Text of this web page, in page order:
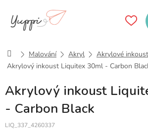
obsah
DomůMalování Akryl
Akrylové
Akrylový inkoust Liquitex 30ml - Carbon
Akrylový inkoust
- Carbon Black
LIQ_337_4260337